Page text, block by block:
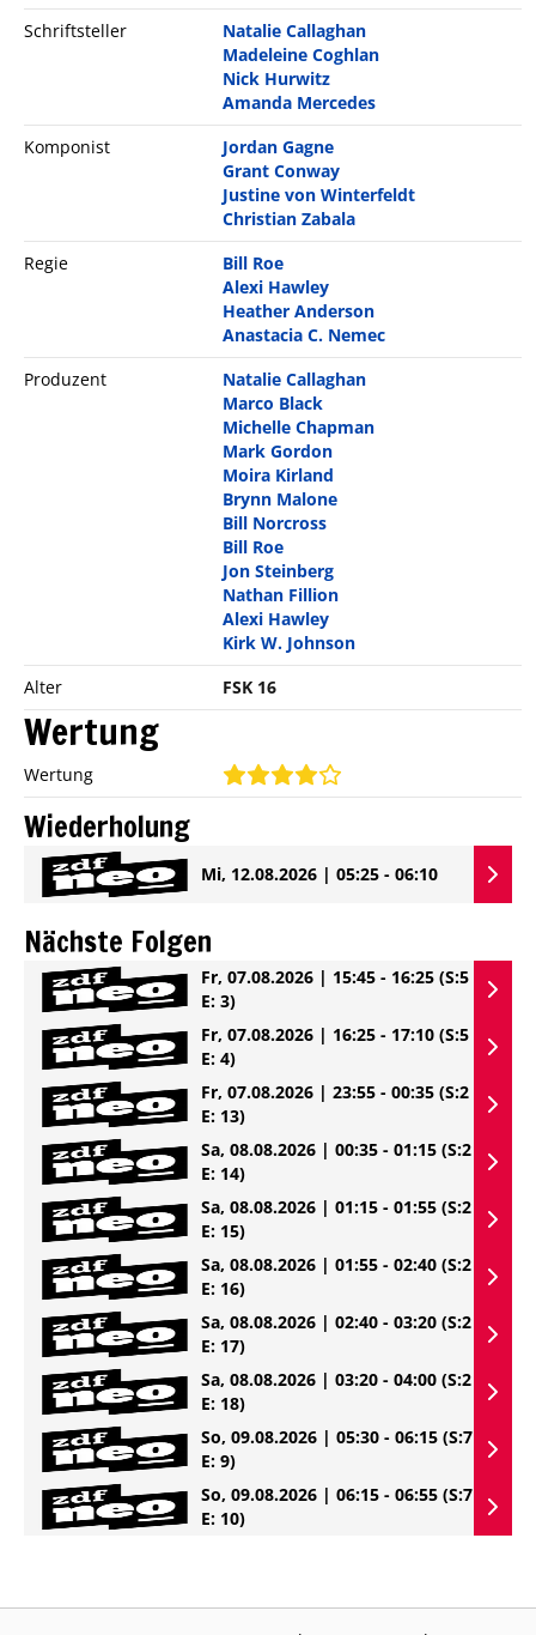
Schriftsteller
Natalie Callaghan
Madeleine Coghlan
Nick Hurwitz
Amanda Mercedes
Komponist
Jordan Gagne
Grant Conway
Justine von Winterfeldt
Christian Zabala
Regie
Bill Roe
Alexi Hawley
Heather Anderson
Anastacia C. Nemec
Produzent
Natalie Callaghan
Marco Black
Michelle Chapman
Mark Gordon
Moira Kirland
Brynn Malone
Bill Norcross
Bill Roe
Jon Steinberg
Nathan Fillion
Alexi Hawley
Kirk W. Johnson
Alter
FSK 16
Wertung
Wertung
Wiederholung
Mi, 12.08.2026 | 05:25 - 06:10
Nächste Folgen
Fr, 07.08.2026 | 15:45 - 16:25 (S:5
E: 3)
Fr, 07.08.2026 | 16:25 - 17:10 (S:5
E: 4)
Fr, 07.08.2026 | 23:55 - 00:35 (S:2
E: 13)
Sa, 08.08.2026 | 00:35 - 01:15 (S:2
E: 14)
Sa, 08.08.2026 | 01:15 - 01:55 (S:2
E: 15)
Sa, 08.08.2026 | 01:55 - 02:40 (S:2
E: 16)
Sa, 08.08.2026 | 02:40 - 03:20 (S:2
E: 17)
Sa, 08.08.2026 | 03:20 - 04:00 (S:2
E: 18)
So, 09.08.2026 | 05:30 - 06:15 (S:7
E: 9)
So, 09.08.2026 | 06:15 - 06:55 (S:7
E: 10)